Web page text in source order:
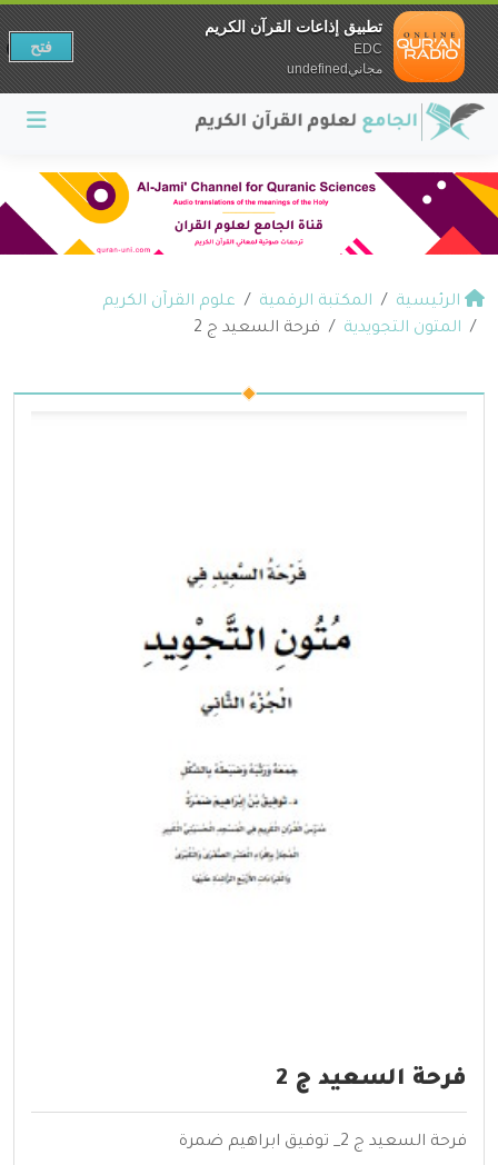
الرئيسية المكتبة الرقمية
علوم القرآن الكريم
المتون التجويدية
فرحة السعيد ج 2
فرحة السعيد ج 2
فرحة السعيد ج 2_ توفيق ابراهيم ضمرة
تطبيق إذاعات القرآن الكريم
EDC
مجانيundefined
فتح